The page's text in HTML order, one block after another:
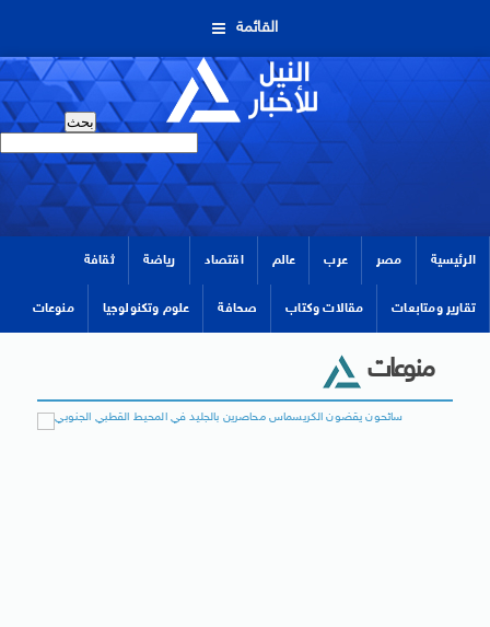
القائمة
الرئيسية مصر عرب عالم اقتصاد رياضة ثقافة
تقارير ومتابعات مقالات وكتاب صحافة علوم وتكنولوجيا منوعات
منوعات